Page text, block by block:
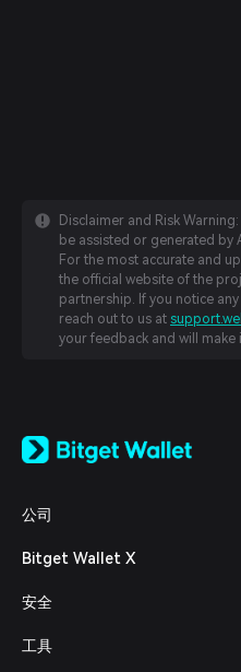
Disclaimer and Risk
be assisted or generated by
For the most accurate and
the official website of the
partnership. If you notice
reach out to us at
your feedback and will
日本語
Español (Latinoamérica)
Italiano
Deutsch
繁體中文
公司
Bitget Wallet X
安全
工具